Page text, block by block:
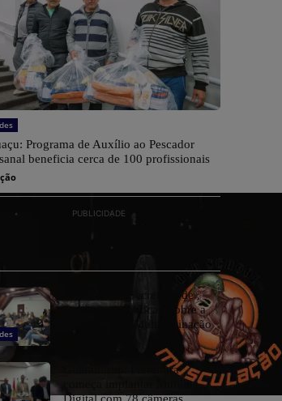
Programa de Auxílio ao Pescador
beneficia cerca de 100 profissionais
PUBLICIDADE
Barra Velha: Secretaria de
Saúde lança podcast sobre a
campanha de Multivacinação
Guaramirim: Prefeitura
começa implantar Muralha